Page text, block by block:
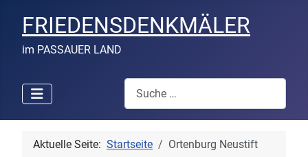
FRIEDENSDENKMÄLER
im PASSAUER LAND
Suchen
Aktuelle Seite: Startseite Ortenburg Neustift